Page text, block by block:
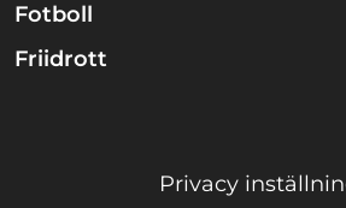
Fotboll
Friidrott
Privacy